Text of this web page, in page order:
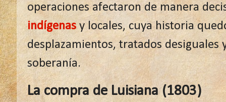
operaciones afectaron de manera
indígenasy locales, cuya historia
desplazamientos, tratados desiguales
soberanía.
La compra de Luisiana (1803)